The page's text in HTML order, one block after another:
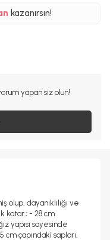
kazanırsın!
yapan siz olun!
dayanıklılığı ve
katar.; - 28 cm
yapısı sayesinde
cm çapındaki sapları,